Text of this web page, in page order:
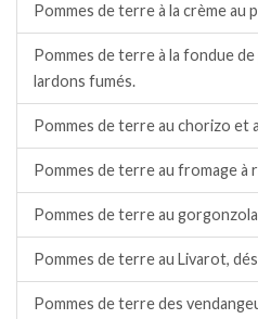
Pommes de terre à la crème au
Pommes de terre à la fondue
lardons fumés.
Pommes de terre au chorizo et
Pommes de terre au fromage à
Pommes de terre au
Pommes de terre au Livarot,
Pommes de terre des